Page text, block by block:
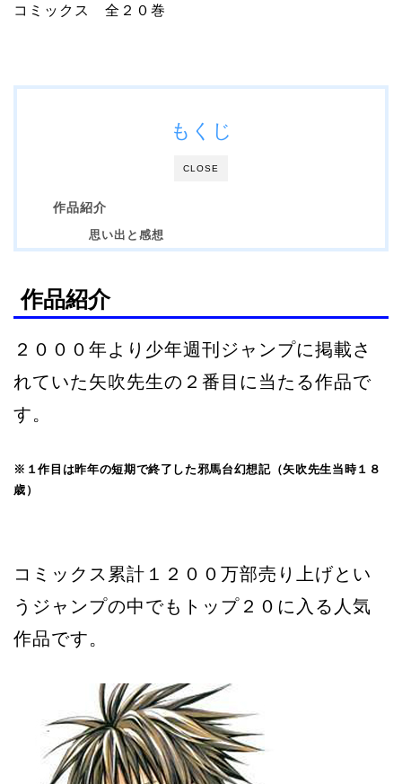
コミックス 全２０巻
CLOSE
もくじ
作品紹介
思い出と感想
作品紹介
２０００年より少年週刊ジャンプに掲載さ
れていた矢吹先生の２番目に当たる作品で
す。
※１作目は昨年の短期で終了した邪馬台幻想記（矢吹先生当時１８
歳）
コミックス累計１２００万部売り上げとい
うジャンプの中でもトップ２０に入る人気
作品です。